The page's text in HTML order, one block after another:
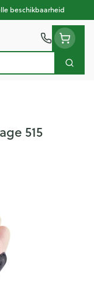
beschikbaarheid
Zoek
515